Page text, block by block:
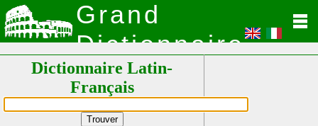
Grand
Dictionnaire
Latin
Dictionnaire Latin-
Français